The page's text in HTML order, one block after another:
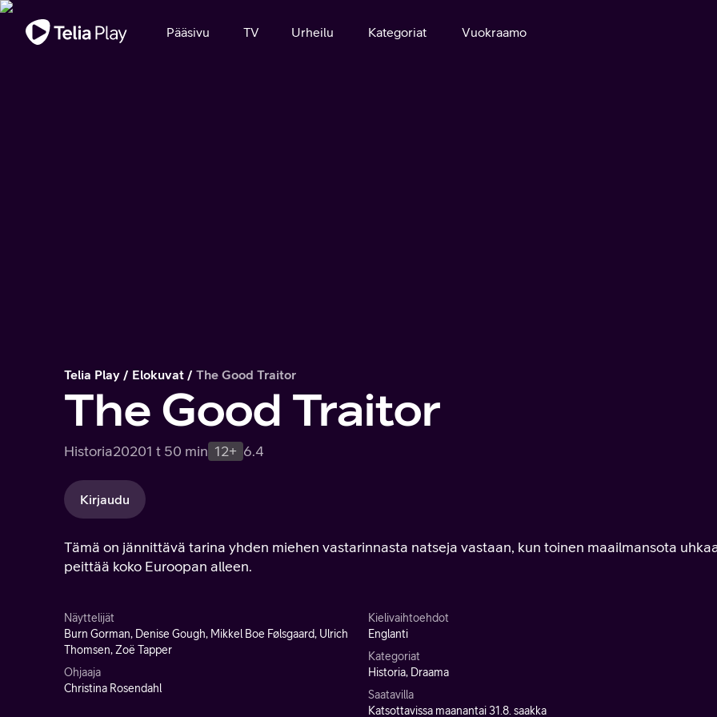
Tärkeä viesti
Pääsivu TV Urheilu Kategoriat Vuokraamo
Telia Play Elokuvat The Good Traitor
The Good Traitor
Historia20201 t 50 min 12+ 6.4
Kirjaudu
Tämä on jännittävä tarina yhden miehen vastarinnasta natseja vastaan, kun toinen maailmansota
peittää koko Euroopan alleen.
Näyttelijät
Burn Gorman, Denise Gough, Mikkel Boe Følsgaard, Ulrich
Thomsen, Zoë Tapper
Ohjaaja
Christina Rosendahl
Kielivaihtoehdot
Englanti
Kategoriat
Historia, Draama
Saatavilla
Katsottavissa maanantai 31.8. saakka